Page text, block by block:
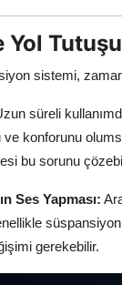
sistemi,
süreli
ve konforunu
bu sorunu
Ses Yapması:
gerekebilir.